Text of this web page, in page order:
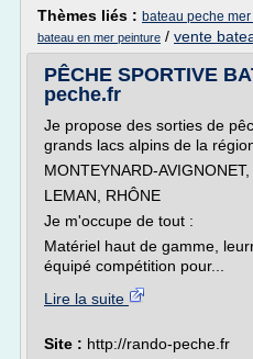
Thèmes liés : bateau peche
bateau en mer peinture / vente
PÊCHE SPORTIVE
peche.fr
Je propose des sorties de
grands lacs alpins de la
MONTEYNARD-AVIGNONET,
LEMAN, RHÔNE
Je m'occupe de tout :
Matériel haut de gamme,
équipé compétition pour...
Lire la suite
Site : http://rando-peche.fr